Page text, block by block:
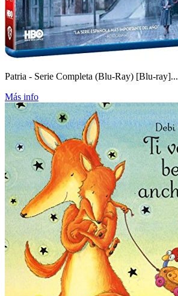
Patria - Serie Completa (Blu-Ray) [Blu-ray]...
Más info